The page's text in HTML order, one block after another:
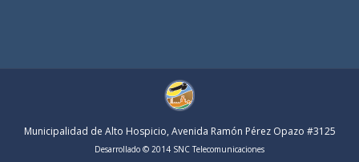
Municipalidad de Alto Hospicio, Avenida Ramón Pérez Opazo #3125
Desarrollado © 2014 SNC Telecomunicaciones